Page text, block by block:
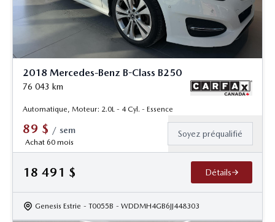
2018 Mercedes-Benz B-Class B250
76 043 km
Automatique, Moteur: 2.0L - 4 Cyl. - Essence
89 $ / sem
Achat 60 mois
Soyez préqualifié
18 491 $ Détails
Genesis Estrie - T0055B - WDDMH4GB6JJ448303